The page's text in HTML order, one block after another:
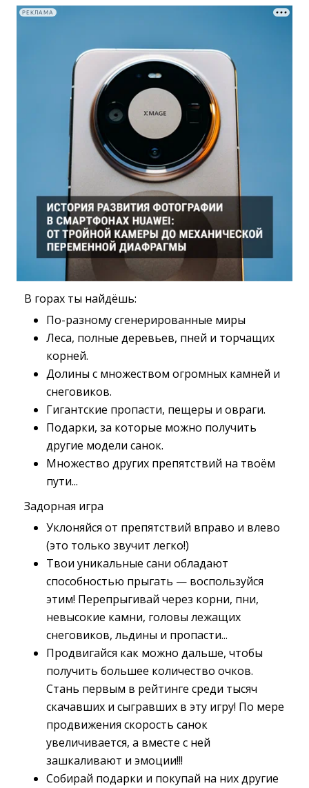
РЕКЛАМА
В горах ты найдёшь:
По-разному сгенерированные миры
Леса, полные деревьев, пней и торчащих
корней.
Долины с множеством огромных камней и
снеговиков.
Гигантские пропасти, пещеры и овраги.
Подарки, за которые можно получить
другие модели санок.
Множество других препятствий на твоём
пути...
Задорная игра
Уклоняйся от препятствий вправо и влево
(это только звучит легко!)
Твои уникальные сани обладают
способностью прыгать — воспользуйся
этим! Перепрыгивай через корни, пни,
невысокие камни, головы лежащих
снеговиков, льдины и пропасти...
Продвигайся как можно дальше, чтобы
получить большее количество очков.
Стань первым в рейтинге среди тысяч
скачавших и сыгравших в эту игру! По мере
продвижения скорость санок
увеличивается, а вместе с ней
зашкаливают и эмоции!!!
Собирай подарки и покупай на них другие